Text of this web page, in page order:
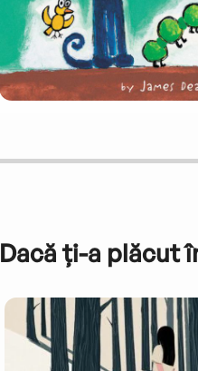
Dacă ți-a plăcut